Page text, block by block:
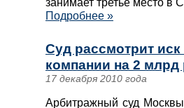
занимает третье место в
Подробнее »
Суд рассмотрит
компании на 2 млрд
17 декабря 2010 года
Арбитражный суд